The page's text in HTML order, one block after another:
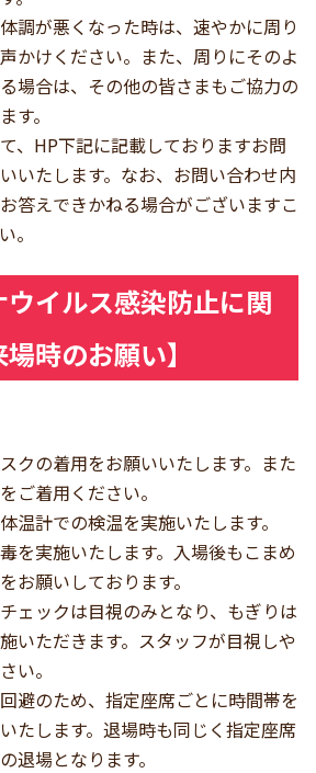
調が悪くなった時は、速やかに周り
かけください。また、周りにそのよ
場合は、その他の皆さまもご協力の
す。
、HP下記に記載しておりますお問
いたします。なお、お問い合わせ内
答えできかねる場合がございますこ
。
ウイルス感染防止に関
時のお願い】
クの着用をお願いいたします。また
ご着用ください。
温計での検温を実施いたします。
を実施いたします。入場後もこまめ
お願いしております。
ェックは目視のみとなり、もぎりは
いただきます。スタッフが目視しや
い。
避のため、指定座席ごとに時間帯を
たします。退場時も同じく指定座席
退場となります。